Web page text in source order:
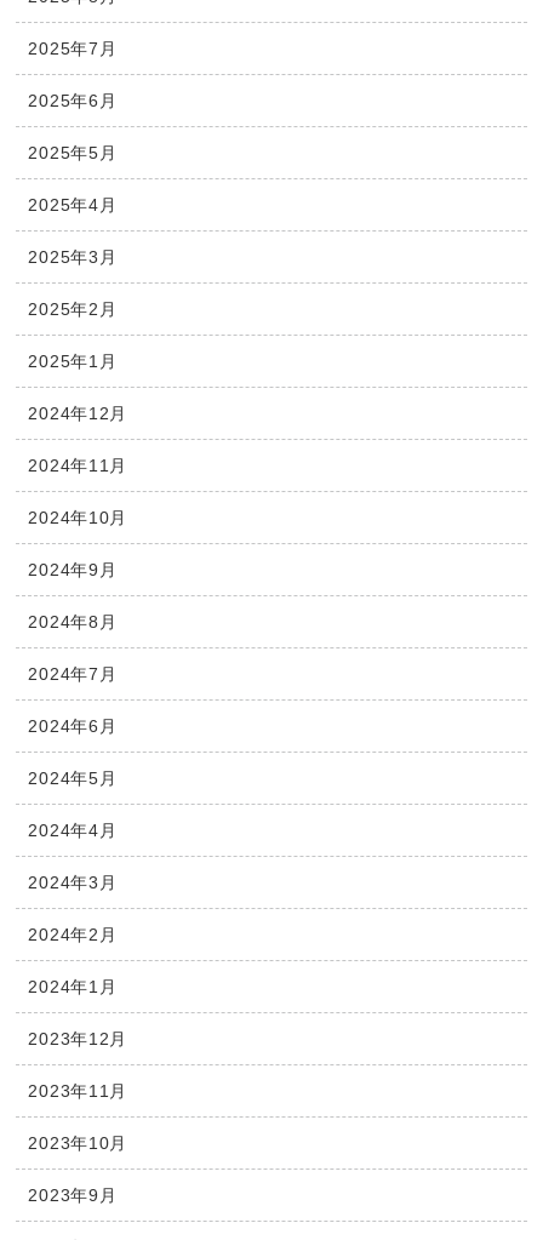
2025年7月
2025年6月
2025年5月
2025年4月
2025年3月
2025年2月
2025年1月
2024年12月
2024年11月
2024年10月
2024年9月
2024年8月
2024年7月
2024年6月
2024年5月
2024年4月
2024年3月
2024年2月
2024年1月
2023年12月
2023年11月
2023年10月
2023年9月